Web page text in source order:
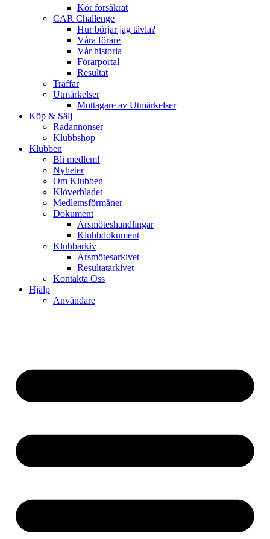
Kör försäkrat
CAR Challenge
Hur börjar jag tävla?
Våra förare
Vår historia
Förarportal
Resultat
Träffar
Utmärkelser
Mottagare av Utmärkelser
Köp & Sälj
Radannonser
Klubbshop
Klubben
Bli medlem!
Nyheter
Om Klubben
Klöverbladet
Medlemsförmåner
Dokument
Årsmöteshandlingar
Klubbdokument
Klubbarkiv
Årsmötesarkivet
Resultatarkivet
Kontakta Oss
Hjälp
Användare